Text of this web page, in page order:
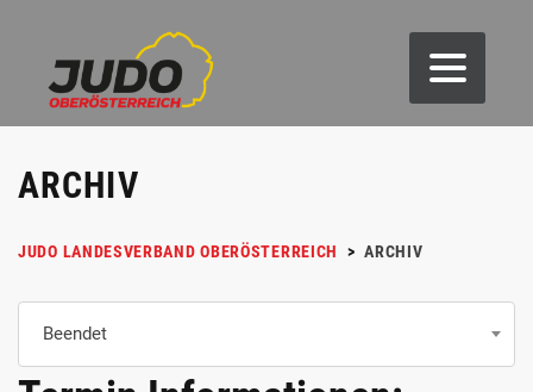
ARCHIV
JUDO LANDESVERBAND OBERÖSTERREICH > ARCHIV
Beendet